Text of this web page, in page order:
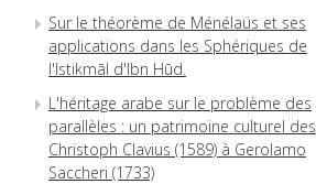
Sur le théorème de Ménélaüs et ses
applications dans les Sphériques de
l'Istikmāl d'Ibn Hūd.
L'héritage arabe sur le problème des
parallèles : un patrimoine culturel des
Christoph Clavius (1589) à Gerolamo
Saccheri (1733)